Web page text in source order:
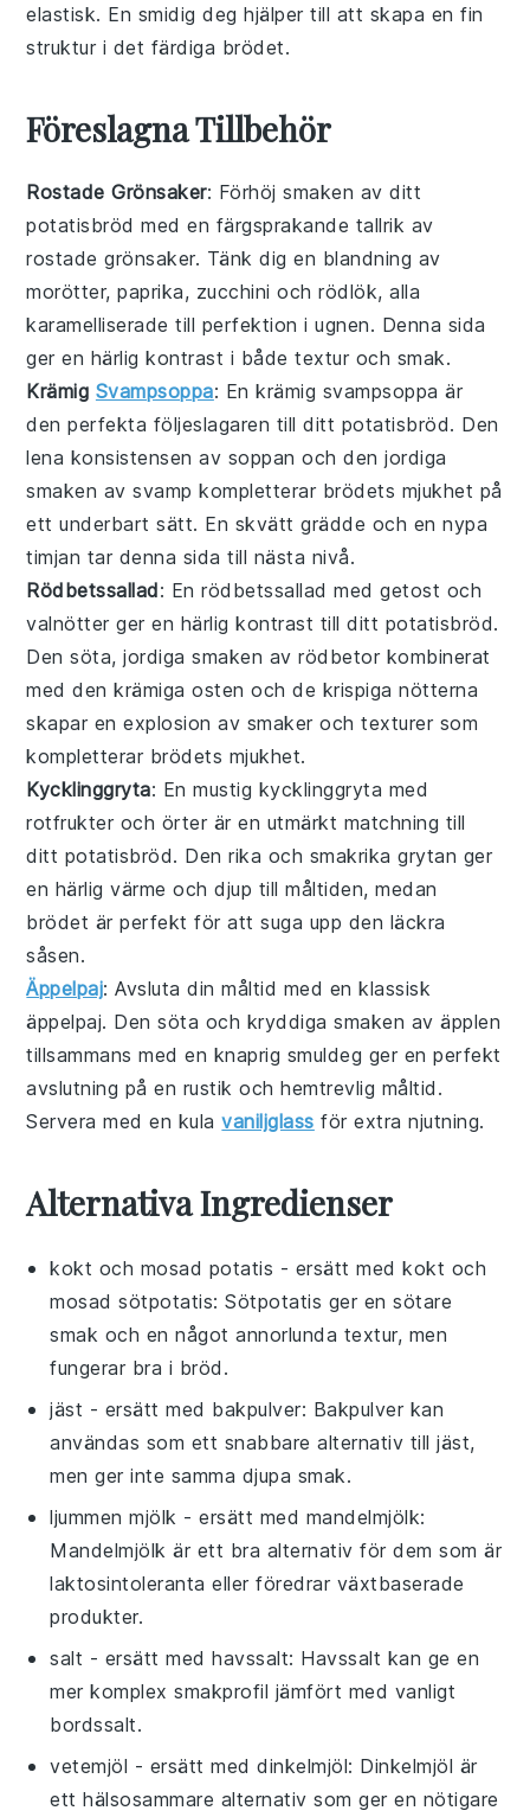
elastisk. En smidig deg hjälper till att skapa en fin
struktur i det färdiga brödet.
Föreslagna Tillbehör
Rostade Grönsaker: Förhöj smaken av ditt
potatisbröd med en färgsprakande tallrik av
rostade grönsaker. Tänk dig en blandning av
morötter,paprika, zucchini ochrödlök, alla
karamelliserade till perfektion i ugnen. Denna sida
ger en härlig kontrast i både textur och smak.
Krämig Svampsoppa: Enkrämig svampsoppa är
den perfekta följeslagaren till ditt potatisbröd. Den
lena konsistensen av soppan och den jordiga
smaken avsvamp kompletterar brödets mjukhet på
ett underbart sätt. En skvättgrädde och en nypa
timjan tar denna sida till nästa nivå.
Rödbetssallad: Enrödbetssallad medgetost och
valnötter ger en härlig kontrast till ditt potatisbröd.
Den söta, jordiga smaken avrödbetor kombinerat
med den krämigaosten och de krispiganötterna
skapar en explosion av smaker och texturer som
kompletterar brödets mjukhet.
Kycklinggryta: En mustig kycklinggryta med
rotfrukter och örter är en utmärkt matchning till
ditt potatisbröd. Den rika och smakrikagrytan ger
en härlig värme och djup till måltiden, medan
brödet är perfekt för att suga upp den läckra
såsen.
Äppelpaj: Avsluta din måltid med en klassisk
äppelpaj. Den söta och kryddiga smaken aväpplen
tillsammans med en knaprig smuldeg ger en perfekt
avslutning på en rustik och hemtrevlig måltid.
Servera med en kulavaniljglass för extra njutning.
Alternativa Ingredienser
kokt och mosad potatis - ersätt medkokt och
mosad sötpotatis: Sötpotatis ger en sötare
smak och en något annorlunda textur, men
fungerar bra i bröd.
jäst - ersätt med bakpulver: Bakpulver kan
användas som ett snabbare alternativ till jäst,
men ger inte samma djupa smak.
ljummen mjölk - ersätt med mandelmjölk:
Mandelmjölk är ett bra alternativ för dem som är
laktosintoleranta eller föredrar växtbaserade
produkter.
salt - ersätt medhavssalt: Havssalt kan ge en
mer komplex smakprofil jämfört med vanligt
bordssalt.
vetemjöl - ersätt meddinkelmjöl: Dinkelmjöl är
ett hälsosammare alternativ som ger en nötigare